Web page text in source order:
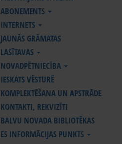
ABONEMENTS
INTERNETS
JAUNĀS GRĀMATAS
LASĪTAVAS
NOVADPĒTNIECĪBA
IESKATS VĒSTURĒ
KOMPLEKTĒŠANA UN APSTRĀDE
KONTAKTI, REKVIZĪTI
BALVU NOVADA BIBLIOTĒKAS
ES INFORMĀCIJAS PUNKTS